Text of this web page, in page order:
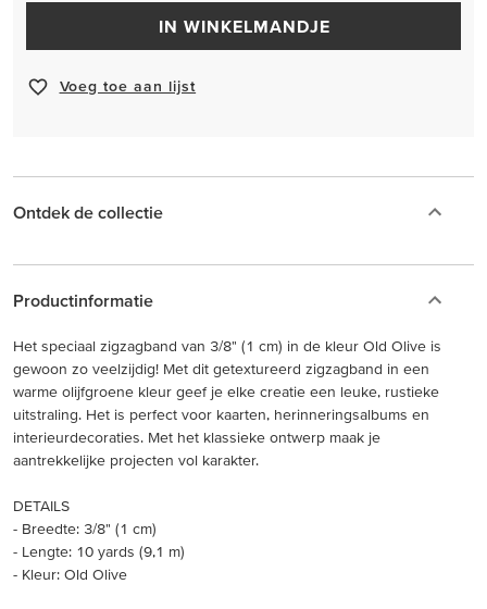
IN WINKELMANDJE
Voeg toe aan lijst
Ontdek de collectie
Productinformatie
Het speciaal zigzagband van 3/8" (1 cm) in de kleur Old Olive is
gewoon zo veelzijdig! Met dit getextureerd zigzagband in een
warme olijfgroene kleur geef je elke creatie een leuke, rustieke
uitstraling. Het is perfect voor kaarten, herinneringsalbums en
interieurdecoraties. Met het klassieke ontwerp maak je
aantrekkelijke projecten vol karakter.
DETAILS
- Breedte: 3/8" (1 cm)
- Lengte: 10 yards (9,1 m)
- Kleur: Old Olive